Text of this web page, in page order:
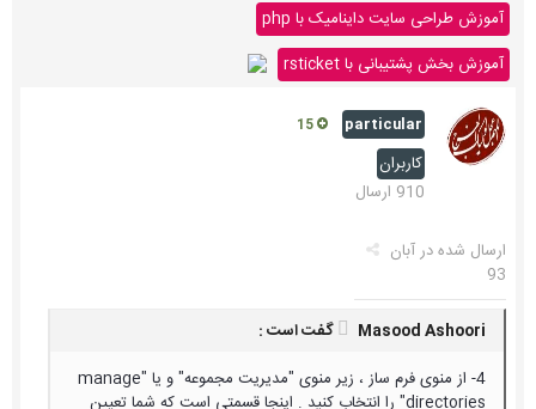
آموزش طراحی سایت داینامیک با php
آموزش بخش پشتیبانی با rsticket
particular
کاربران
910 ارسال
ارسال شده درآبان
93
Masood Ashoori گفت است :
4- از منوی فرم ساز ، زیر منوی "مدیریت مجموعه" و یا "manage
directories" را انتخاب کنید . اینجا قسمتی است که شما تعیین